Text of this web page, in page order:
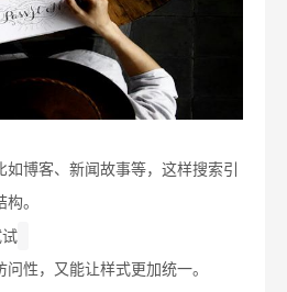
博客、新闻故事等，这样搜索引
。
性，又能让样式更加统一。